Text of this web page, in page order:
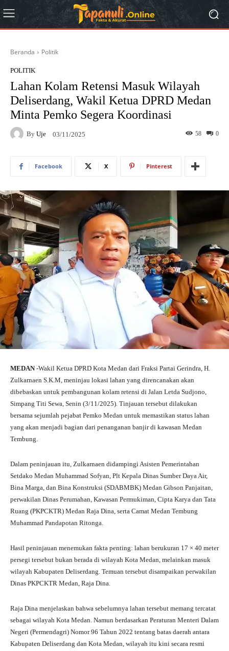
Beranda Politik
POLITIK
Lahan Kolam Retensi Masuk Wilayah
Deliserdang, Wakil Ketua DPRD Medan
Minta Pemko Segera Koordinasi
By Uje 03/11/2025 0
58
Facebook X Pinterest
MEDAN -Wakil Ketua DPRD Kota Medan dari Fraksi Partai Gerindra, H.
Zulkarnaen S.K.M, meninjau lokasi lahan yang direncanakan akan
dibebaskan untuk pembangunan kolam retensi di Jalan Letda Sudjono,
Simpang Titi Sewa, Senin (3/11/2025). Tinjauan tersebut dilakukan
bersama sejumlah pejabat Pemko Medan untuk memastikan status lahan
yang akan menjadi bagian dari penanganan banjir di kawasan Medan
Tembung.
Dalam peninjauan itu, Zulkarnaen didampingi Asisten Pemerintahan
Setdako Medan Muhammad Sofyan, Plt Kepala Dinas Sumber Daya Air,
Bina Marga, dan Bina Konstruksi (SDABMBK) Medan Gibson Panjaitan,
perwakilan Dinas Perumahan, Kawasan Permukiman, Cipta Karya dan Tata
Ruang (PKPCKTR) Medan Raja Dina, serta Camat Medan Tembung
Muhammad Pandapotan Ritonga.
Hasil peninjauan menemukan fakta penting: lahan berukuran 17 × 40 meter
persegi tersebut bukan berada di wilayah Kota Medan, melainkan masuk
wilayah Kabupaten Deliserdang. Temuan tersebut disampaikan perwakilan
Dinas PKPCKTR Medan, Raja Dina.
Raja Dina menjelaskan bahwa sebelumnya lahan tersebut memang tercatat
sebagai wilayah Kota Medan. Namun berdasarkan Peraturan Menteri Dalam
Negeri (Permendagri) Nomor 96 Tahun 2022 tentang batas daerah antara
Kabupaten Deliserdang dan Kota Medan, wilayah itu kini secara resmi